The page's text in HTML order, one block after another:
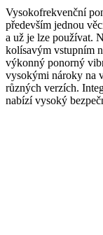
Vysokofrekvenční
především jednou
a už je lze používat.
kolísavým vstupním
výkonný ponorný
vysokými nároky na
různých verzích.
nabízí vysoký